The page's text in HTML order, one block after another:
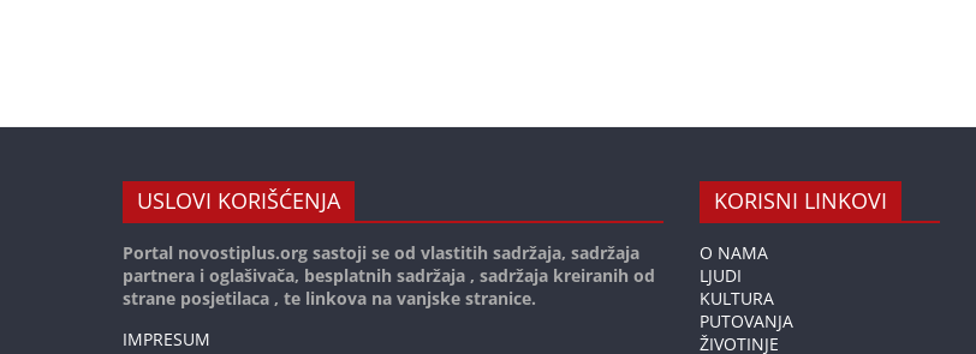
USLOVI KORIŠĆENJA
Portal novostiplus.org sastoji se od vlastitih sadržaja, sadržaja
partnera i oglašivača, besplatnih sadržaja , sadržaja kreiranih od
strane posjetilaca , te linkova na vanjske stranice.
IMPRESUM
KORISNI LINKOVI
O NAMA
LJUDI
KULTURA
PUTOVANJA
ŽIVOTINJE